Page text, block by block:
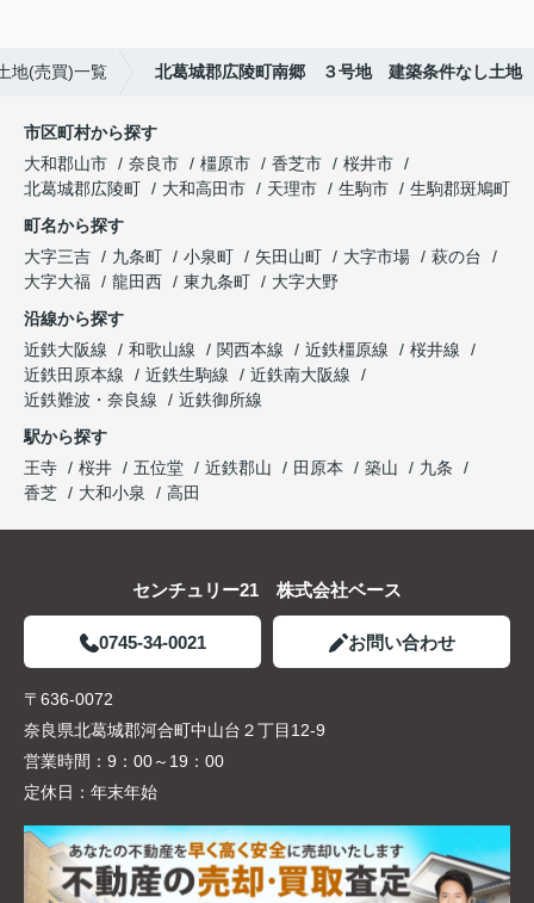
地(売買)一覧 北葛城郡広陵町南郷 ３号地 建築条件なし土地
市区町村から探す
大和郡山市
奈良市 橿原市 香芝市
桜井市
北葛城郡広陵町
大和高田市 天理市 生駒市
生駒郡斑鳩町
町名から探す
大字三吉
九条町 小泉町 矢田山町 大字市場
萩の台
大字大福
龍田西 東九条町
大字大野
沿線から探す
近鉄大阪線
和歌山線 関西本線 近鉄橿原線
桜井線
近鉄田原本線
近鉄生駒線
近鉄南大阪線
近鉄難波・奈良線
近鉄御所線
駅から探す
王寺
桜井 五位堂 近鉄郡山 田原本 築山
九条
香芝
大和小泉 高田
センチュリー21 株式会社ベース
0745-34-0021 お問い合わせ
〒636-0072
奈良県北葛城郡河合町中山台２丁目12-9
営業時間： 9：00～19：00
定休日： 年末年始